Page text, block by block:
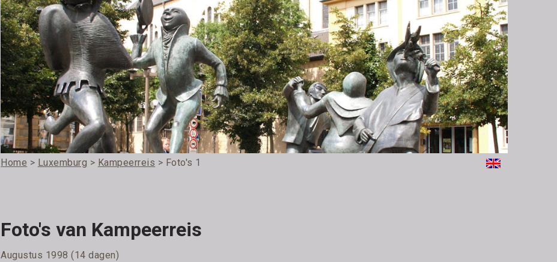
Home > Luxemburg > Kampeerreis > Foto's 1
Foto's van Kampeerreis
Augustus 1998 (14 dagen)